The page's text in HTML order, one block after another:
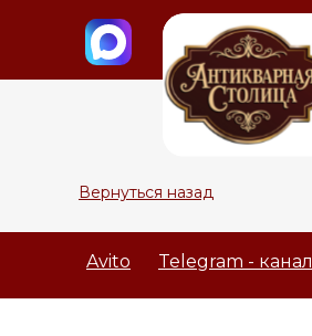
Вернуться назад
Avito Telegram - канал